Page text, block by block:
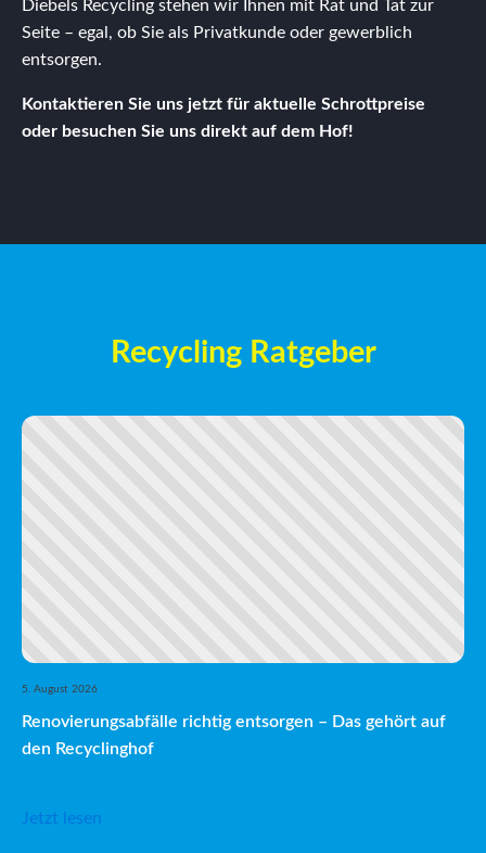
Diebels Recycling stehen wir Ihnen mit Rat und Tat zur
Seite – egal, ob Sie als Privatkunde oder gewerblich
entsorgen.
Kontaktieren Sie uns jetzt für aktuelle Schrottpreise
oder besuchen Sie uns direkt auf dem Hof!
Recycling Ratgeber
5. August 2026
Renovierungsabfälle richtig entsorgen – Das gehört auf
den Recyclinghof
Jetzt lesen